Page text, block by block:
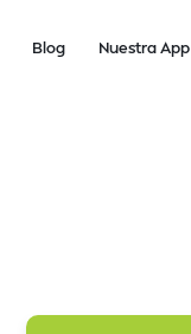
Blog Nuestra App